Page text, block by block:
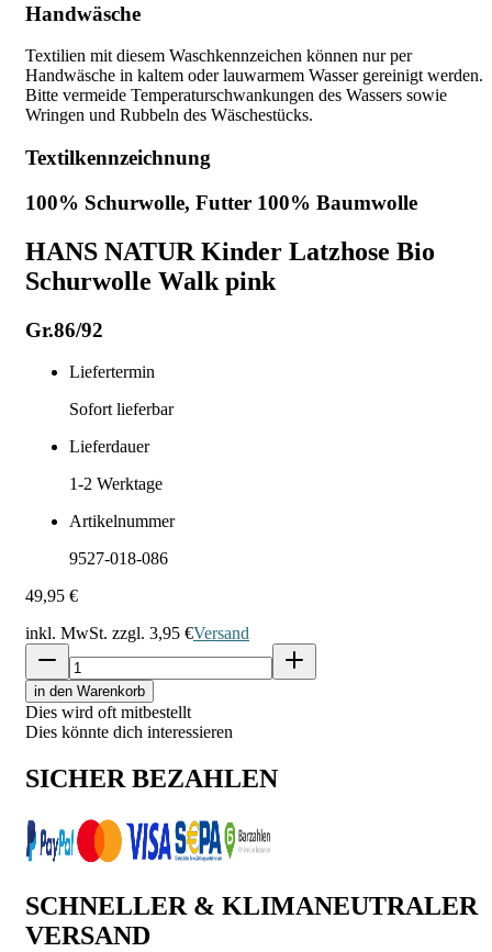
Handwäsche
Textilien mit diesem Waschkennzeichen können nur per
Handwäsche in kaltem oder lauwarmem Wasser gereinigt werden.
Bitte vermeide Temperaturschwankungen des Wassers sowie
Wringen und Rubbeln des Wäschestücks.
Textilkennzeichnung
100% Schurwolle, Futter 100% Baumwolle
HANS NATUR Kinder Latzhose Bio
Schurwolle Walk pink
Gr.86/92
Liefertermin
Sofort lieferbar
Lieferdauer
1-2 Werktage
Artikelnummer
9527-018-086
49,95 €
inkl. MwSt. zzgl. 3,95 €Versand
in den Warenkorb
Dies wird oft mitbestellt
Dies könnte dich interessieren
SICHER BEZAHLEN
SCHNELLER & KLIMANEUTRALER
VERSAND